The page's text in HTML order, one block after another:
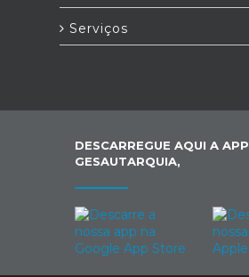
Serviços
DESCARREGUE AQUI A APP
GESAUTARQUIA,